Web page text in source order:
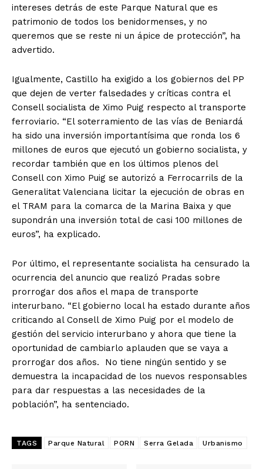
intereses detrás de este Parque Natural que es
patrimonio de todos los benidormenses, y no
queremos que se reste ni un ápice de protección”, ha
advertido.
Igualmente, Castillo ha exigido a los gobiernos del PP
que dejen de verter falsedades y críticas contra el
Consell socialista de Ximo Puig respecto al transporte
ferroviario. “El soterramiento de las vías de Beniardá
ha sido una inversión importantísima que ronda los 6
millones de euros que ejecutó un gobierno socialista, y
recordar también que en los últimos plenos del
Consell con Ximo Puig se autorizó a Ferrocarrils de la
Generalitat Valenciana licitar la ejecución de obras en
el TRAM para la comarca de la Marina Baixa y que
supondrán una inversión total de casi 100 millones de
euros”, ha explicado.
Por último, el representante socialista ha censurado la
ocurrencia del anuncio que realizó Pradas sobre
prorrogar dos años el mapa de transporte
interurbano. “El gobierno local ha estado durante años
criticando al Consell de Ximo Puig por el modelo de
gestión del servicio interurbano y ahora que tiene la
oportunidad de cambiarlo aplauden que se vaya a
prorrogar dos años. No tiene ningún sentido y se
demuestra la incapacidad de los nuevos responsables
para dar respuestas a las necesidades de la
población”, ha sentenciado.
TAGS Parque Natural PORN Serra Gelada Urbanismo